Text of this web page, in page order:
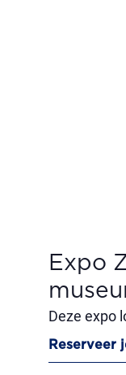
Expo
Deze expo
Reserveer